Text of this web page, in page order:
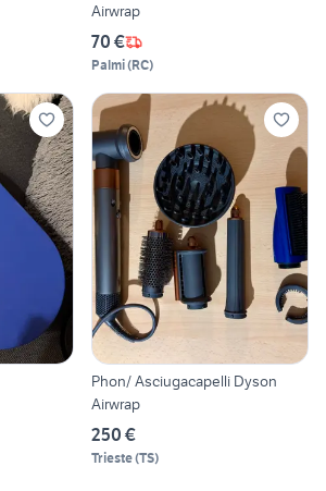
Airwrap
70 €
Palmi(RC)
Phon/ Asciugacapelli Dyson
Airwrap
250 €
Trieste(TS)